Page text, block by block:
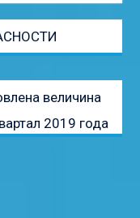
величина
2019 года